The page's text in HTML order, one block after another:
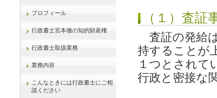
（１）査証
査証の発給
持することが
１つとされて
行政と密接な
プロフィール
行政書士宮本徹の知的財産権
行政書士取扱業務
業務内容
こんなときには行政書士にご相
談ください